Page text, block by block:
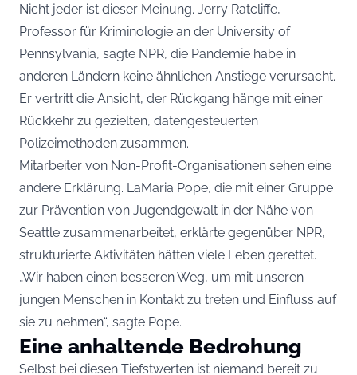
Nicht jeder ist dieser Meinung. Jerry Ratcliffe,
Professor für Kriminologie an der University of
Pennsylvania, sagte NPR, die Pandemie habe in
anderen Ländern keine ähnlichen Anstiege verursacht.
Er vertritt die Ansicht, der Rückgang hänge mit einer
Rückkehr zu gezielten, datengesteuerten
Polizeimethoden zusammen.
Mitarbeiter von Non-Profit-Organisationen sehen eine
andere Erklärung. LaMaria Pope, die mit einer Gruppe
zur Prävention von Jugendgewalt in der Nähe von
Seattle zusammenarbeitet, erklärte gegenüber NPR,
strukturierte Aktivitäten hätten viele Leben gerettet.
„Wir haben einen besseren Weg, um mit unseren
jungen Menschen in Kontakt zu treten und Einfluss auf
sie zu nehmen“, sagte Pope.
Eine anhaltende Bedrohung
Selbst bei diesen Tiefstwerten ist niemand bereit zu